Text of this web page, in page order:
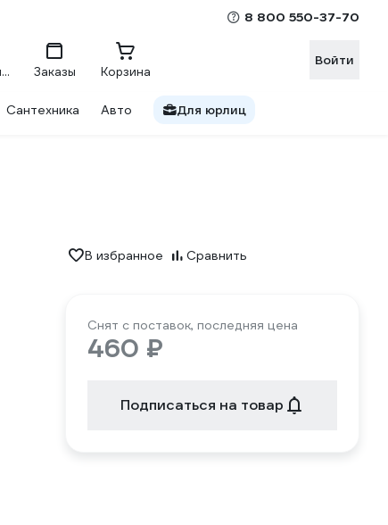
8 800 550-37-70
Сравнение Заказы Корзина
Войти
Сантехника Авто Для юрлиц
В избранное Сравнить
Снят с поставок, последняя цена
460 ₽
Подписаться на товар